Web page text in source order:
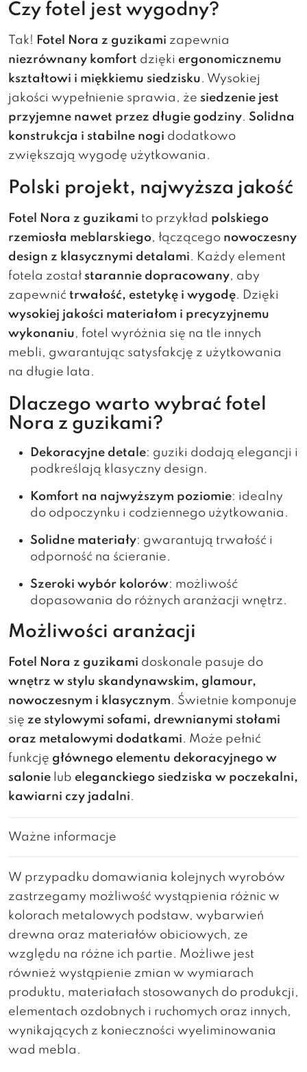
Czy fotel jest wygodny?
Tak! Fotel Nora z guzikami zapewnia
niezrównany komfort dzięki ergonomicznemu
kształtowi i miękkiemu siedzisku. Wysokiej
jakości wypełnienie sprawia, że siedzenie jest
przyjemne nawet przez długie godziny. Solidna
konstrukcja i stabilne nogi dodatkowo
zwiększają wygodę użytkowania.
Polski projekt, najwyższa jakość
Fotel Nora z guzikami to przykład polskiego
rzemiosła meblarskiego, łączącego nowoczesny
design z klasycznymi detalami. Każdy element
fotela został starannie dopracowany, aby
zapewnić trwałość, estetykę i wygodę. Dzięki
wysokiej jakości materiałom i precyzyjnemu
wykonaniu, fotel wyróżnia się na tle innych
mebli, gwarantując satysfakcję z użytkowania
na długie lata.
Dlaczego warto wybrać fotel
Nora z guzikami?
Dekoracyjne detale: guziki dodają elegancji i
podkreślają klasyczny design.
Komfort na najwyższym poziomie: idealny
do odpoczynku i codziennego użytkowania.
Solidne materiały: gwarantują trwałość i
odporność na ścieranie.
Szeroki wybór kolorów: możliwość
dopasowania do różnych aranżacji wnętrz.
Możliwości aranżacji
Fotel Nora z guzikami doskonale pasuje do
wnętrz w stylu skandynawskim, glamour,
nowoczesnym i klasycznym. Świetnie komponuje
się ze stylowymi sofami, drewnianymi stołami
oraz metalowymi dodatkami. Może pełnić
funkcję głównego elementu dekoracyjnego w
salonie lub eleganckiego siedziska w poczekalni,
kawiarni czy jadalni.
Ważne informacje
W przypadku domawiania kolejnych wyrobów
zastrzegamy możliwość wystąpienia różnic w
kolorach metalowych podstaw, wybarwień
drewna oraz materiałów obiciowych, ze
względu na różne ich partie. Możliwe jest
również wystąpienie zmian w wymiarach
produktu, materiałach stosowanych do produkcji,
elementach ozdobnych i ruchomych oraz innych,
wynikających z konieczności wyeliminowania
wad mebla.